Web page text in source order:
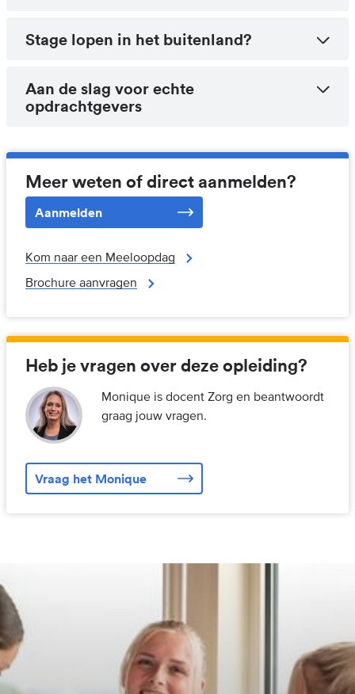
Stage lopen in het buitenland?
Aan de slag voor echte
opdrachtgevers
Meer weten of direct aanmelden?
Aanmelden
Kom naar een Meeloopdag
Brochure aanvragen
Heb je vragen over deze opleiding?
Monique is docent Zorg en beantwoordt
graag jouw vragen.
Vraag het Monique